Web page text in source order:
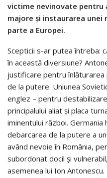
victime nevinovate pentru
majore și instaurarea
parte a Europei.
Scepticii s-ar putea întreba:
în această diversiune?
justificare pentru
de la putere. Uniunea
englez – pentru
principalului aliat și placa
iminentului război.
debarcarea de la putere a
având nevoie în România,
subordonat docil și
asemenea lui Ion Antonescu.